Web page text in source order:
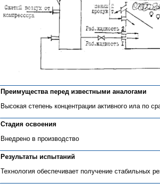
Преимущества перед известными аналогами
Высокая степень концентрации активного ила по
Стадия освоения
Внедрено в производство
Результаты испытаний
Технология обеспечивает получение стабильных